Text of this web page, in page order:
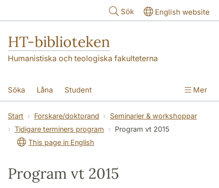
Sök English website
HT-biblioteken
Humanistiska och teologiska fakulteterna
Söka Låna Student
Forskare/doktorand Lärare Kontakt
Om oss
Mer
Start Forskare/doktorand
Seminarier & workshoppar
Tidigare terminers program
Program vt 2015
This page in English
Program vt 2015